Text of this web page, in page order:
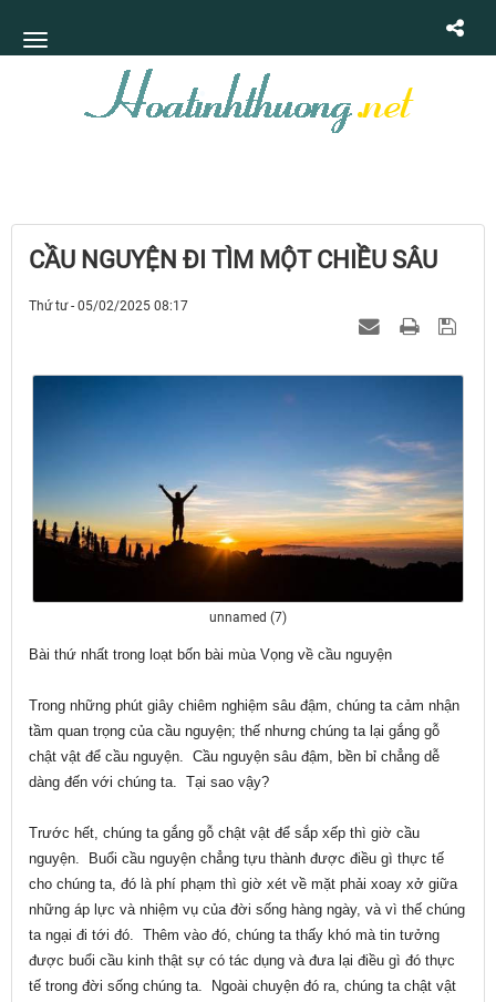
CẦU NGUYỆN ĐI TÌM MỘT CHIỀU SÂU
Thứ tư - 05/02/2025 08:17
unnamed (7)
Bài thứ nhất trong loạt bốn bài mùa Vọng về cầu nguyện
Trong những phút giây chiêm nghiệm sâu đậm, chúng ta cảm nhận
tầm quan trọng của cầu nguyện; thế nhưng chúng ta lại gắng gỗ
chật vật để cầu nguyện. Cầu nguyện sâu đậm, bền bỉ chẳng dễ
dàng đến với chúng ta. Tại sao vậy?
Trước hết, chúng ta gắng gỗ chật vật để sắp xếp thì giờ cầu
nguyện. Buổi cầu nguyện chẳng tựu thành được điều gì thực tế
cho chúng ta, đó là phí phạm thì giờ xét về mặt phải xoay xở giữa
những áp lực và nhiệm vụ của đời sống hàng ngày, và vì thế chúng
ta ngại đi tới đó. Thêm vào đó, chúng ta thấy khó mà tin tưởng
được buổi cầu kinh thật sự có tác dụng và đưa lại điều gì đó thực
tế trong đời sống chúng ta. Ngoài chuyện đó ra, chúng ta chật vật